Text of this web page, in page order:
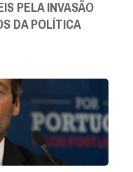
PELA INVASÃO
DA POLÍTICA